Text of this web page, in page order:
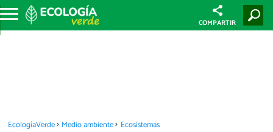
COMPARTIR
EcologíaVerde Medio ambiente Ecosistemas